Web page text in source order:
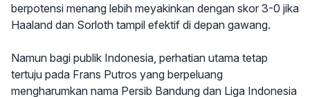
berpotensi menang lebih meyakinkan dengan skor 3-0 jika
Haaland dan Sorloth tampil efektif di depan gawang.
Namun bagi publik Indonesia, perhatian utama tetap
tertuju pada Frans Putros yang berpeluang
mengharumkan nama Persib Bandung dan Liga Indonesia